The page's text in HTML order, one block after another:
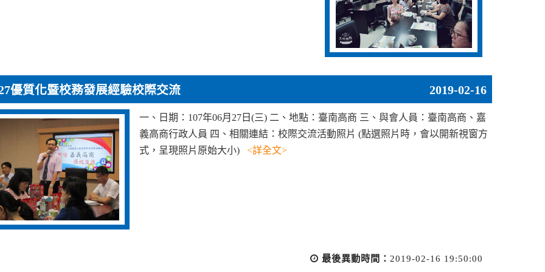
優質化暨校務發展經驗校際交流 2019-02-16
一、日期：107年06月27日(三) 二、地點：臺南高商 三、與會人員：臺南高商、嘉
義高商行政人員 四、相關連結：校際交流活動照片 (點選照片時，會以開新視窗方
式，呈現照片原始大小) <詳全文>
最後異動時間： 2019-02-16 19:50:00